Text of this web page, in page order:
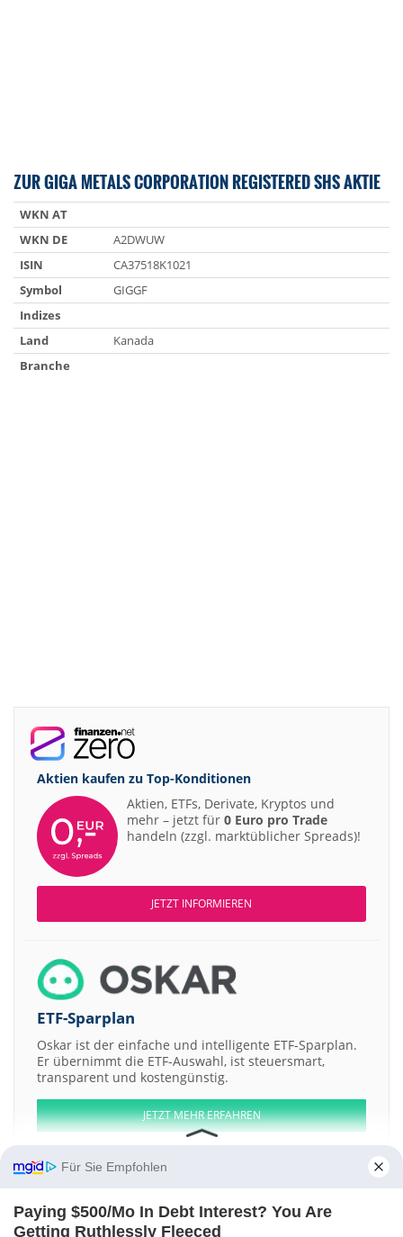
ZUR GIGA METALS CORPORATION REGISTERED SHS AKTIE
WKN AT
WKN DE
A2DWUW
ISIN
CA37518K1021
Symbol
GIGGF
Indizes
Land
Kanada
Branche
Aktien kaufen zu Top-Konditionen
Aktien, ETFs, Derivate, Kryptos und
mehr – jetzt für 0 Euro pro Trade
handeln (zzgl. marktüblicher Spreads)!
JETZT INFORMIEREN
ETF-Sparplan
Oskar ist der einfache und intelligente ETF-Sparplan.
Er übernimmt die ETF-Auswahl, ist steuersmart,
transparent und kostengünstig.
JETZT MEHR ERFAHREN
Aktien ATX DAX EuroStoxx 50 Dow Jones NASDAQ 100 Nikkei 225
Für Sie Empfohlen
Paying $500/Mo In Debt Interest? You Are
Getting Ruthlessly Fleeced